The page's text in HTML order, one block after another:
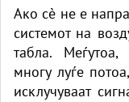
Ако сè не е
системот на
табла.
многу луѓе
исклучуваат